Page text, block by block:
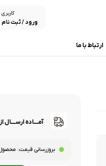
کاربری
ورود / ثبت نام
ارتباط با ما
آمـــاده
بروزرسانی قیمت: